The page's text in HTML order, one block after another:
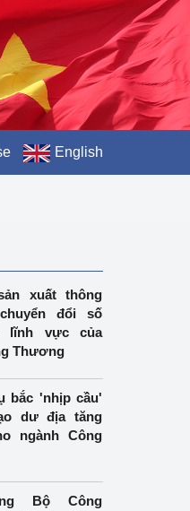
English
xuất thông
đổi số
lĩnh vực của
Thương
bắc 'nhịp cầu'
dư địa tăng
ngành Công
Bộ Công